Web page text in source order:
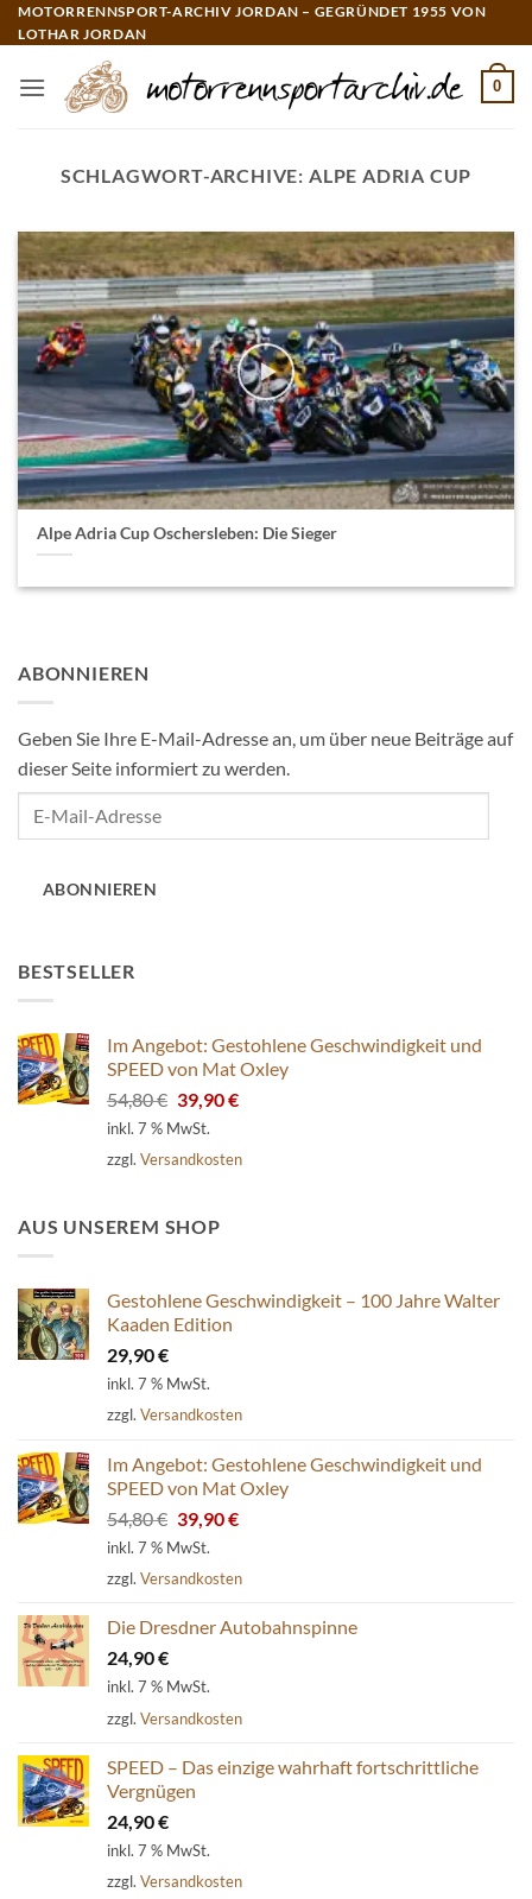
Zum
Inhalt
MOTORRENNSPORT-ARCHIV JORDAN – GEGRÜNDET 1955 VON
LOTHAR JORDAN
0
SCHLAGWORT-ARCHIVE: ALPE ADRIA CUP
Alpe Adria Cup Oschersleben: Die Sieger
ABONNIEREN
Geben Sie Ihre E-Mail-Adresse an, um über neue Beiträge auf
dieser Seite informiert zu werden.
ABONNIEREN
BESTSELLER
Im Angebot: Gestohlene Geschwindigkeit und
SPEED von Mat Oxley
54,80€ Ursprünglicher
Preis
war:
54,80 €
39,90€Aktueller
39,90 €.
inkl. 7 % MwSt.
zzgl. Versandkosten
AUS UNSEREM SHOP
Gestohlene Geschwindigkeit – 100 Jahre Walter
Kaaden Edition
29,90€
inkl. 7 % MwSt.
zzgl. Versandkosten
Im Angebot: Gestohlene Geschwindigkeit und
SPEED von Mat Oxley
54,80€ Ursprünglicher
Preis
54,80 €
39,90€Aktueller
39,90 €.
inkl. 7 % MwSt.
zzgl. Versandkosten
Die Dresdner Autobahnspinne
24,90€
inkl. 7 % MwSt.
zzgl. Versandkosten
SPEED – Das einzige wahrhaft fortschrittliche
Vergnügen
24,90€
inkl. 7 % MwSt.
zzgl. Versandkosten